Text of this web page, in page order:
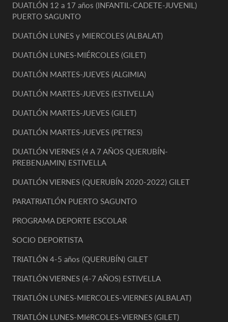
DUATLÓN 12 a 17 años (INFANTIL-CADETE-JUVENIL)
PUERTO SAGUNTO
DUATLÓN LUNES y MIERCOLES (ALBALAT)
DUATLÓN LUNES-MIÉRCOLES (GILET)
DUATLÓN MARTES-JUEVES (ALGIMIA)
DUATLÓN MARTES-JUEVES (ESTIVELLA)
DUATLÓN MARTES-JUEVES (GILET)
DUATLÓN MARTES-JUEVES (PETRES)
DUATLÓN VIERNES (4 A 7 AÑOS QUERUBÍN-
PREBENJAMIN) ESTIVELLA
DUATLÓN VIERNES (QUERUBÍN 2020-2022) GILET
PARATRIATLÓN PUERTO SAGUNTO
PROGRAMA DEPORTE ESCOLAR
SOCIO DEPORTISTA
TRIATLÓN 4-5 años (QUERUBÍN) GILET
TRIATLÓN VIERNES (4-7 AÑOS) ESTIVELLA
TRIATLÓN LUNES-MIERCOLES-VIERNES (ALBALAT)
TRIATLÓN LUNES-MIéRCOLES-VIERNES (GILET)